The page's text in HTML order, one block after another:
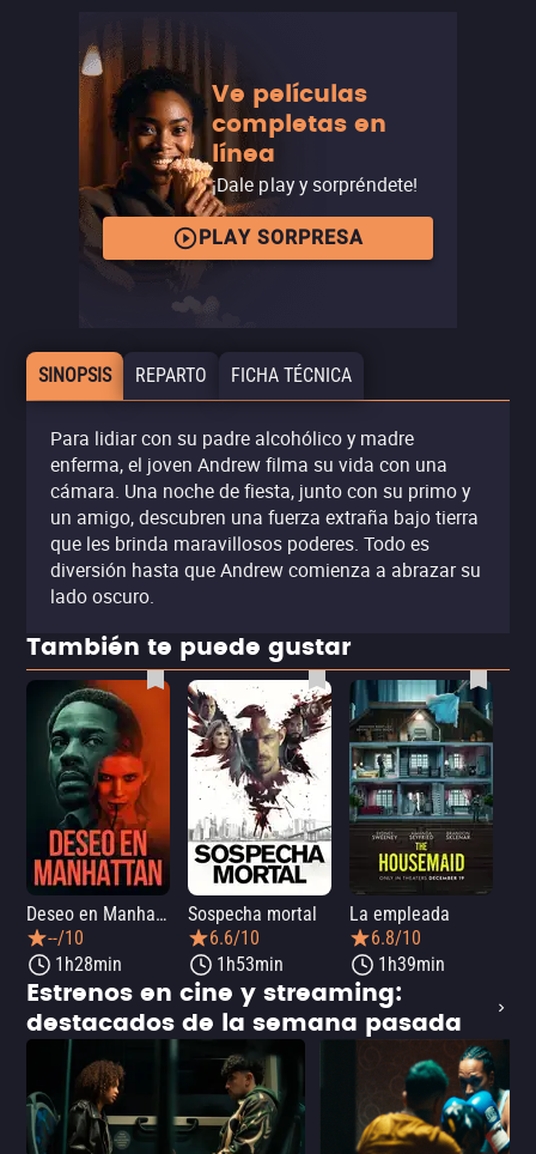
Ve películas
completas en
línea
¡Dale play y sorpréndete!
PLAY SORPRESA
SINOPSIS REPARTO FICHA TÉCNICA
Para lidiar con su padre alcohólico y madre
enferma, el joven Andrew filma su vida con una
cámara. Una noche de fiesta, junto con su primo y
un amigo, descubren una fuerza extraña bajo tierra
que les brinda maravillosos poderes. Todo es
diversión hasta que Andrew comienza a abrazar su
lado oscuro.
También te puede gustar
Deseo en Manhattan
--/10
1h28min
Sospecha mortal
6.6/10
1h53min
La empleada
6.8/10
1h39min
Estrenos en cine y streaming:
destacados de la semana pasada